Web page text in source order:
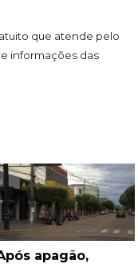
que atende pelo
informações das
apagão,